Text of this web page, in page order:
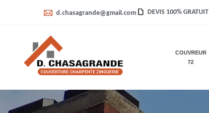
d.chasagrande@gmail.com DEVIS 100% GRATUIT
COUVREUR
72